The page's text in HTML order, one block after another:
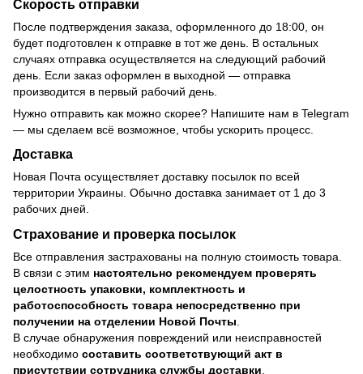
Скорость отправки
После подтверждения заказа, оформленного до 18:00, он
будет подготовлен к отправке в тот же день. В остальных
случаях отправка осуществляется на следующий рабочий
день. Если заказ оформлен в выходной — отправка
производится в первый рабочий день.
Нужно отправить как можно скорее? Напишите нам в Telegram
— мы сделаем всё возможное, чтобы ускорить процесс.
Доставка
Новая Почта осуществляет доставку посылок по всей
территории Украины. Обычно доставка занимает от 1 до 3
рабочих дней.
Страхование и проверка посылок
Все отправления застрахованы на полную стоимость товара.
В связи с этим настоятельно рекомендуем проверять
целостность упаковки, комплектность и
работоспособность товара непосредственно при
получении на отделении Новой Почты
В случае обнаружения повреждений или неисправностей
необходимо составить соответствующий акт в
присутствии сотрудника службы доставки